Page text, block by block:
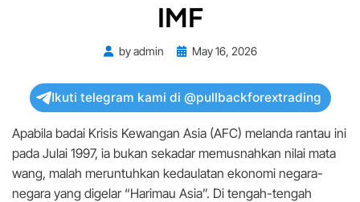
IMF
byadmin
PostedMay 16, 2026
Ikuti telegram kami di @pullbackforextrading
Apabila badai Krisis Kewangan Asia (AFC) melanda rantau ini
pada Julai 1997, ia bukan sekadar memusnahkan nilai mata
wang, malah meruntuhkan kedaulatan ekonomi negara-
negara yang digelar “Harimau Asia”. Di tengah-tengah